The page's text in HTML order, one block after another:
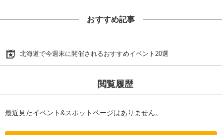
おすすめ記事
北海道で今週末に開催されるおすすめイベント20選
閲覧履歴
最近見たイベント&スポットページはありません。